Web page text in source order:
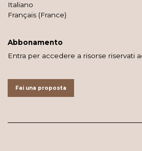
Italiano
Français (France)
Abbonamento
Entra per accedere a risorse riservati
Fai una proposta